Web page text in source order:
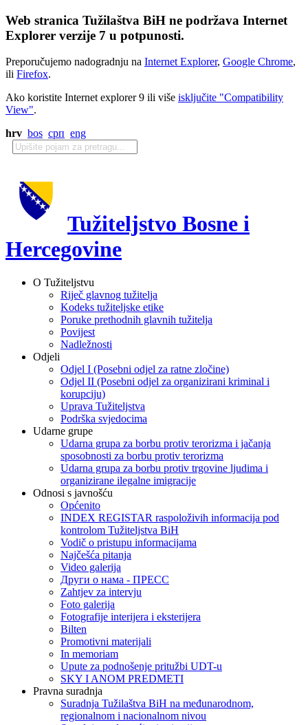
Web stranica Tužilaštva BiH ne podržava Internet
Explorer verzije 7 u potpunosti.
Preporučujemo nadogradnju na Internet Explorer, Google Chrome,
ili Firefox.
Ako koristite Internet explorer 9 ili više isključite "Compatibility
View".
hrv bos срп eng
Tužiteljstvo Bosne i
Hercegovine
O Tužiteljstvu
Riječ glavnog tužitelja
Kodeks tužiteljske etike
Poruke prethodnih glavnih tužitelja
Povijest
Nadležnosti
Odjeli
Odjel I (Posebni odjel za ratne zločine)
Odjel II (Posebni odjel za organizirani kriminal i
korupciju)
Uprava Tužiteljstva
Podrška svjedocima
Udarne grupe
Udarna grupa za borbu protiv terorizma i jačanja
sposobnosti za borbu protiv terorizma
Udarna grupa za borbu protiv trgovine ljudima i
organizirane ilegalne imigracije
Odnosi s javnošću
Općenito
INDEX REGISTAR raspoloživih informacija pod
kontrolom Tužiteljstva BiH
Vodič o pristupu informacijama
Najčešća pitanja
Video galerija
Други о нама - ПРЕСC
Zahtjev za intervju
Foto galerija
Fotografije interijera i eksterijera
Bilten
Promotivni materijali
In memoriam
Upute za podnošenje pritužbi UDT-u
SKY I ANOM PREDMETI
Pravna suradnja
Suradnja Tužilaštva BiH na međunarodnom,
regionalnom i nacionalnom nivou